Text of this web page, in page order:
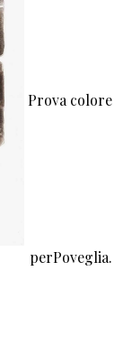
Prova colore
perPoveglia.